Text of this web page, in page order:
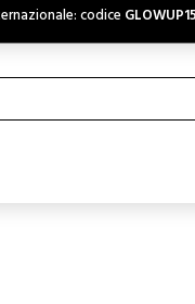
codice GLOWUP15